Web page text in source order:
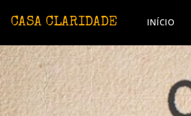
CASA CLARIDADE INÍCIO